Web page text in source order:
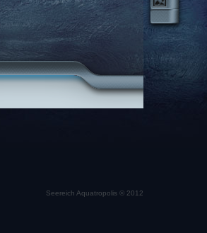
Seereich Aquatropolis © 2012